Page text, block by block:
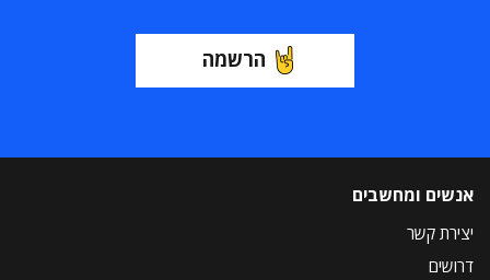
הרשמה
אנשים ומחשבים
יצירת קשר
דרושים